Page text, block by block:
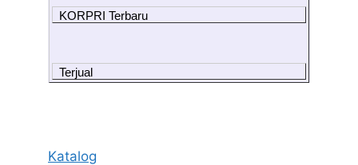
KORPRI Terbaru
Terjual
Katalog